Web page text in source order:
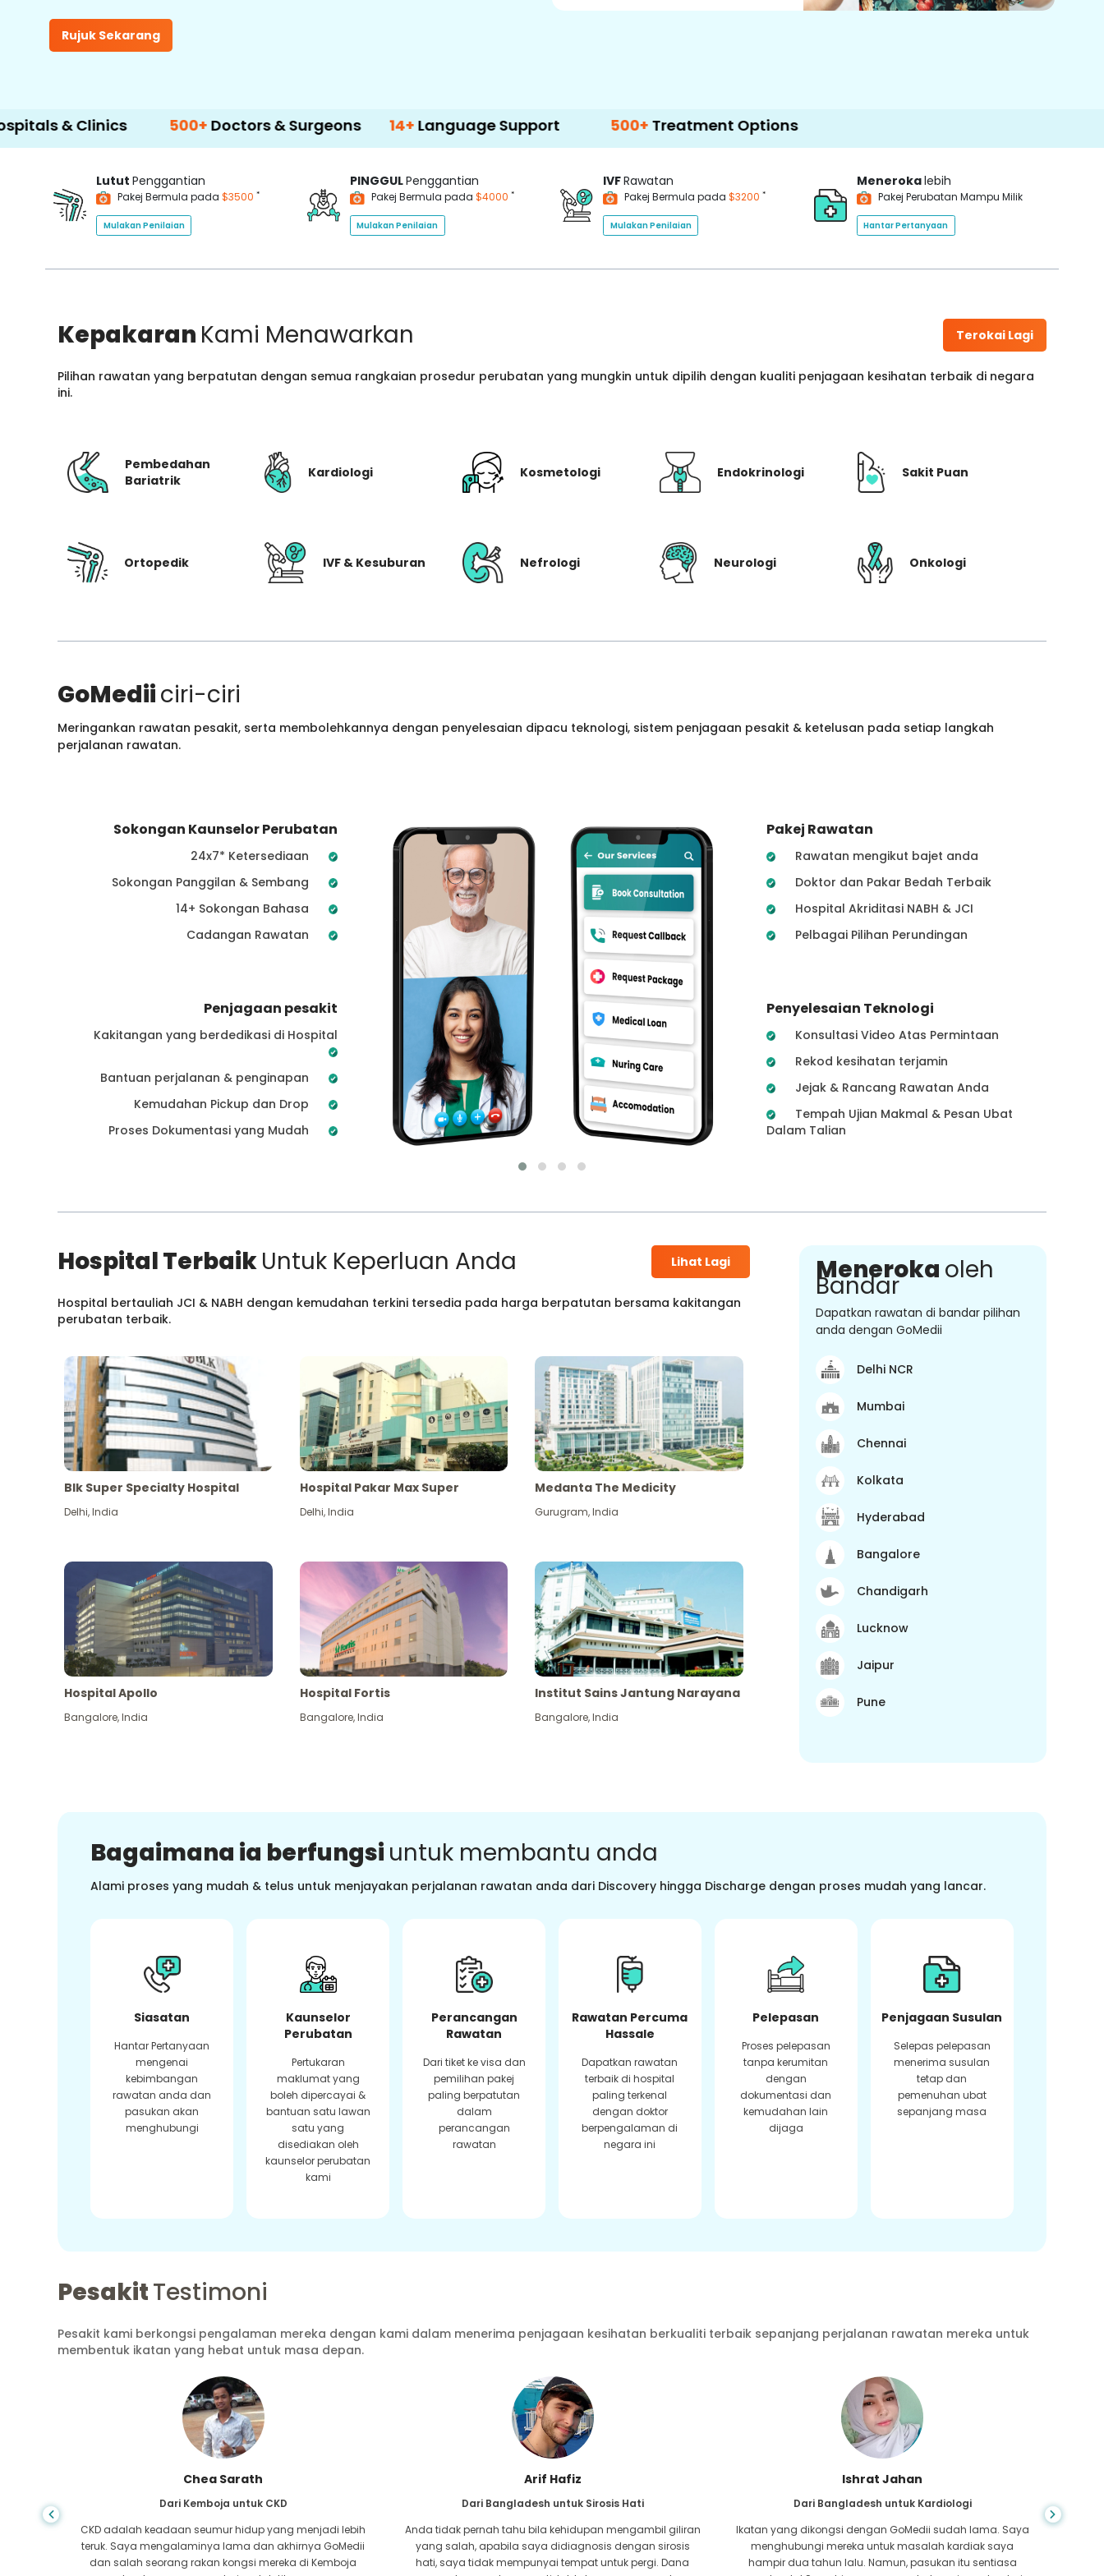
Rujuk Sekarang
Clinics 500+ Doctors & Surgeons 14+Language Support 500+ Treatment Options
Lutut Penggantian
Pakej Bermula pada $3500 *
Mulakan Penilaian
PINGGULPenggantian
Pakej Bermula pada $4000 *
Mulakan Penilaian
IVFRawatan
Pakej Bermula pada $3200 *
Mulakan Penilaian
Menerokalebih
Pakej Perubatan Mampu Milik
Hantar Pertanyaan
Kepakaran Kami Menawarkan Terokai Lagi
Pilihan rawatan yang berpatutan dengan semua rangkaian prosedur perubatan yang mungkin untuk dipilih dengan kualiti penjagaan kesihatan terbaik di negara
ini.
Pembedahan
Bariatrik
Kardiologi Kosmetologi Endokrinologi Sakit Puan
Ortopedik IVF & Kesuburan Nefrologi Neurologi Onkologi
GoMediiciri-ciri
Meringankan rawatan pesakit, serta membolehkannya dengan penyelesaian dipacu teknologi, sistem penjagaan pesakit & ketelusan pada setiap langkah
perjalanan rawatan.
Sokongan Kaunselor Perubatan
24x7* Ketersediaan
Sokongan Panggilan & Sembang
14+ Sokongan Bahasa
Cadangan Rawatan
Penjagaan pesakit
Kakitangan yang berdedikasi di Hospital
Bantuan perjalanan & penginapan
Kemudahan Pickup dan Drop
Proses Dokumentasi yang Mudah
Pakej Rawatan
Rawatan mengikut bajet anda
Doktor dan Pakar Bedah Terbaik
Hospital Akriditasi NABH & JCI
Pelbagai Pilihan Perundingan
Penyelesaian Teknologi
Konsultasi Video Atas Permintaan
Rekod kesihatan terjamin
Jejak & Rancang Rawatan Anda
Tempah Ujian Makmal & Pesan Ubat
Dalam Talian
Hospital TerbaikUntuk Keperluan Anda Lihat Lagi
Hospital bertauliah JCI & NABH dengan kemudahan terkini tersedia pada harga berpatutan bersama kakitangan
perubatan terbaik.
Blk Super Specialty Hospital
Delhi,India
Hospital Pakar Max Super
Delhi,India
Medanta The Medicity
Gurugram,India
Hospital Apollo
Bangalore,India
Hospital Fortis
Bangalore,India
Institut Sains Jantung Narayana
Bangalore,India
Meneroka oleh
Bandar
Dapatkan rawatan di bandar pilihan
anda dengan GoMedii
Delhi NCR
Mumbai
Chennai
Kolkata
Hyderabad
Bangalore
Chandigarh
Lucknow
Jaipur
Pune
Bagaimana ia berfungsi untuk membantu anda
Alami proses yang mudah & telus untuk menjayakan perjalanan rawatan anda dari Discovery hingga Discharge dengan proses mudah yang lancar.
Siasatan
Hantar Pertanyaan
mengenai
kebimbangan
rawatan anda dan
pasukan akan
menghubungi
Kaunselor
Perubatan
Pertukaran
maklumat yang
boleh dipercayai &
bantuan satu lawan
satu yang
disediakan oleh
kaunselor perubatan
kami
Perancangan
Rawatan
Dari tiket ke visa dan
pemilihan pakej
paling berpatutan
dalam
perancangan
rawatan
Rawatan Percuma
Hassale
Dapatkan rawatan
terbaik di hospital
paling terkenal
dengan doktor
berpengalaman di
negara ini
Pelepasan
Proses pelepasan
tanpa kerumitan
dengan
dokumentasi dan
kemudahan lain
dijaga
Penjagaan Susulan
Selepas pelepasan
menerima susulan
tetap dan
pemenuhan ubat
sepanjang masa
PesakitTestimoni
Pesakit kami berkongsi pengalaman mereka dengan kami dalam menerima penjagaan kesihatan berkualiti terbaik sepanjang perjalanan rawatan mereka untuk
membentuk ikatan yang hebat untuk masa depan.
Chea Sarath
Dari Kemboja untuk CKD
CKD adalah keadaan seumur hidup yang menjadi lebih
teruk. Saya mengalaminya lama dan akhirnya GoMedii
dan salah seorang rakan kongsi mereka di Kemboja
Arif Hafiz
Dari Bangladesh untuk Sirosis Hati
Anda tidak pernah tahu bila kehidupan mengambil giliran
yang salah, apabila saya didiagnosis dengan sirosis
hati, saya tidak mempunyai tempat untuk pergi. Dana
Ishrat Jahan
Dari Bangladesh untuk Kardiologi
Ikatan yang dikongsi dengan GoMedii sudah lama. Saya
menghubungi mereka untuk masalah kardiak saya
hampir dua tahun lalu. Namun, pasukan itu sentiasa